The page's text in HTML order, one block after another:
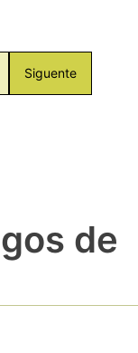
Siguente
de